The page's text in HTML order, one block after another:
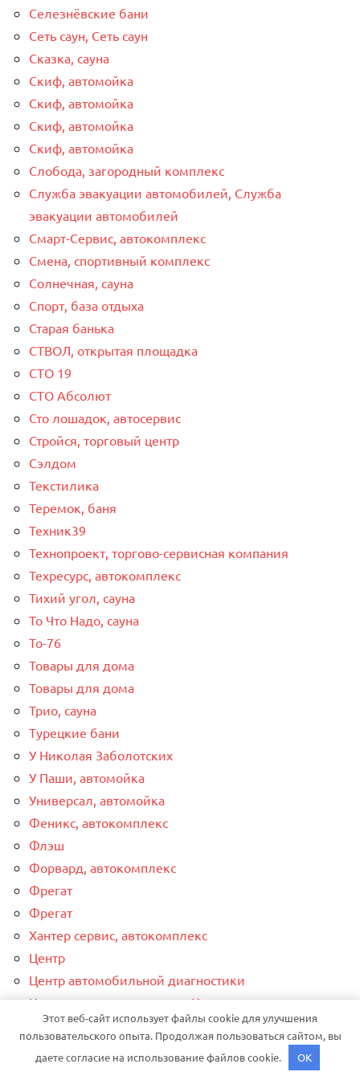
Селезнёвские бани
Сеть саун, Сеть саун
Сказка, сауна
Скиф, автомойка
Скиф, автомойка
Скиф, автомойка
Скиф, автомойка
Слобода, загородный комплекс
Служба эвакуации автомобилей, Служба
эвакуации автомобилей
Смарт-Сервис, автокомплекс
Смена, спортивный комплекс
Солнечная, сауна
Спорт, база отдыха
Старая банька
СТВОЛ, открытая площадка
СТО 19
СТО Абсолют
Сто лошадок, автосервис
Стройся, торговый центр
Сэлдом
Текстилика
Теремок, баня
Техник39
Технопроект, торгово-сервисная компания
Техресурс, автокомплекс
Тихий угол, сауна
То Что Надо, сауна
То-76
Товары для дома
Товары для дома
Трио, сауна
Турецкие бани
У Николая Заболотских
У Паши, автомойка
Универсал, автомойка
Феникс, автокомплекс
Флэш
Форвард, автокомплекс
Фрегат
Фрегат
Хантер сервис, автокомплекс
Центр
Центр автомобильной диагностики
Центр автомоечных услуг, Центр автомоечных
услуг
Центр спортивных мероприятий и физкультурно-
Этот веб-сайт использует файлы cookie для улучшения
пользовательского опыта. Продолжая пользоваться сайтом, вы
даете согласие на использование файлов cookie.
OK